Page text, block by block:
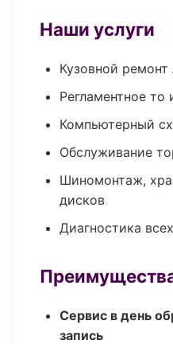
Наши услуги
Кузовной
Регламентное то
Компьютерный
Обслуживание
Шиномонтаж,
дисков
Диагностика
Сервис в день
запись